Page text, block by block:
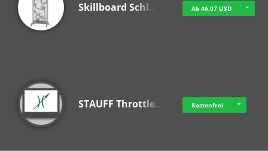
Skillboard Schl… Ab 46,07 USD
STAUFF Throttle… Kostenfrei